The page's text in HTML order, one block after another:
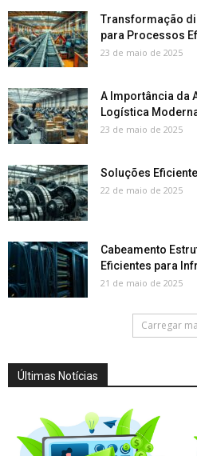
Transformação
para Processos
23 de maio de 2025
A Importância da
Logística
23 de maio de 2025
Soluções
22 de maio de 2025
Cabeamento
Eficientes para
21 de maio de 2025
Carregar
Últimas Notícias